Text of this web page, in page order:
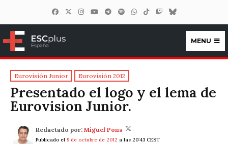
ESCplus España
MENU
Eurovisión Junior Eurovisión 2012
Presentado el logo y el lema de
Eurovision Junior.
Redactado por: Miguel Pons
Publicado el 9 de octubre de 2012 a las 20:43 CEST